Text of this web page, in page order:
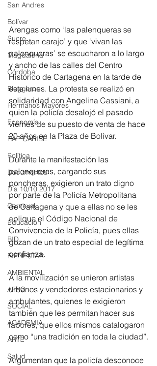
San Andres
Bolívar
Sucre
Magdalena
Córdoba
Bloggeros
Hermanos Mayores
Economía
RAP CARIBE
Política
Documentos
Día 10/10 2017
Carnaval
Educación
BID
BIENESTAR
AMBIENTAL
AFRO
SOCIAL
ACADEMIA
ARTE
Salud
Arengas como ‘las palenqueras se
respetan carajo’ y que ‘vivan las
palenqueras’ se escucharon a lo largo
y ancho de las calles del Centro
Histórico de Cartagena en la tarde de
este lunes. La protesta se realizó en
solidaridad con Angelina Cassiani, a
quien la policía desalojó el pasado
viernes de su puesto de venta de hace
20 años en la Plaza de Bolívar.
Durante la manifestación las
palenqueras, cargando sus
poncheras, exigieron un trato digno
por parte de la Policía Metropolitana
de Cartagena y que a ellas no se les
aplique el Código Nacional de
Convivencia de la Policía, pues ellas
gozan de un trato especial de legítima
confianza.
A la movilización se unieron artistas
urbanos y vendedores estacionarios y
ambulantes, quienes le exigieron
también que les permitan hacer sus
labores, que ellos mismos catalogaron
como “una tradición en toda la ciudad”.
Argumentan que la policía desconoce